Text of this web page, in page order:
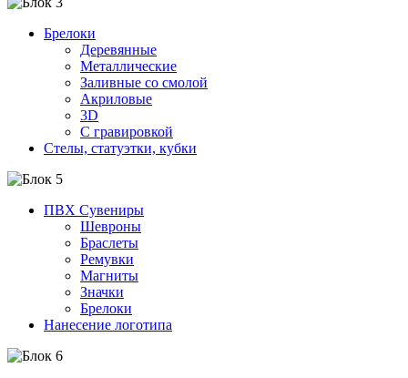
Брелоки
Деревянные
Металлические
Заливные со смолой
Акриловые
3D
C гравировкой
Стелы, статуэтки, кубки
ПВХ Сувениры
Шевроны
Браслеты
Ремувки
Магниты
Значки
Брелоки
Нанесение логотипа